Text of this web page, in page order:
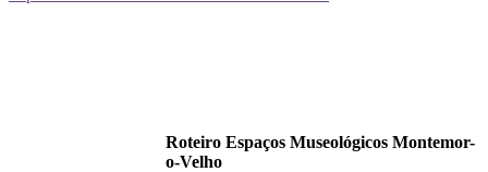
Roteiro Espaços Museológicos Montemor-
o-Velho